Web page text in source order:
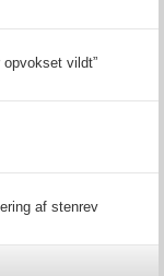
opvokset vildt”
af stenrev